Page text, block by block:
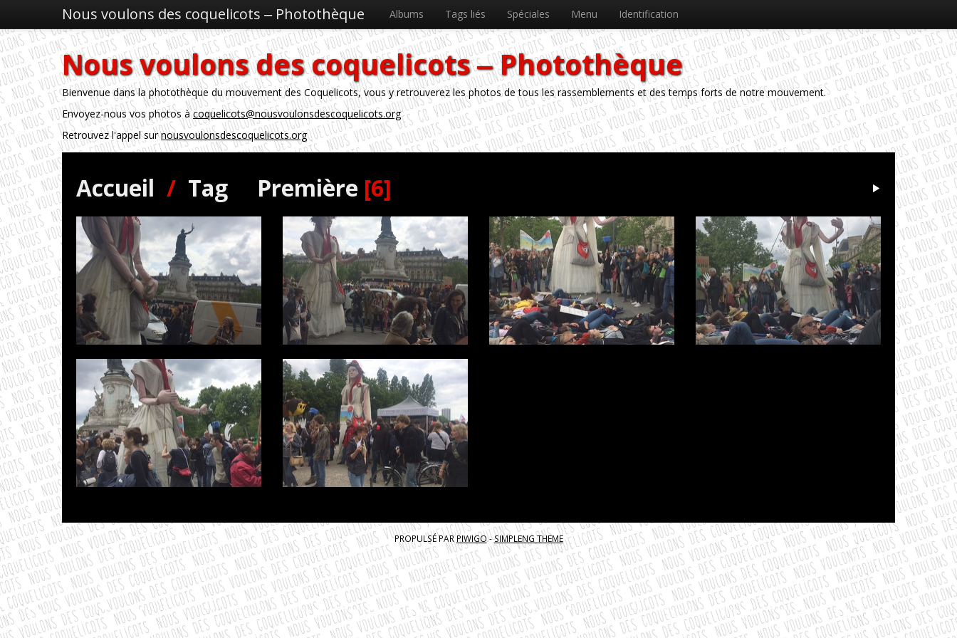
Nous voulons des coquelicots ‒ Photothèque Albums Tags liés Spéciales Menu Identification
Nous voulons des coquelicots ‒ Photothèque
Bienvenue dans la photothèque du mouvement des Coquelicots, vous y retrouverez les photos de tous les rassemblements et des temps forts de notre mouvement.
Envoyez-nous vos photos àcoquelicots@nousvoulonsdescoquelicots.org
Retrouvez l'appel surnousvoulonsdescoquelicots.org
Accueil / Tag Première [6]
PROPULSÉ PARPIWIGO-SIMPLENG THEME